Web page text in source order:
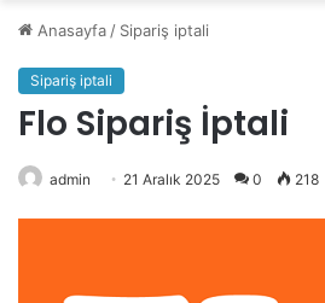
Anasayfa / Sipariş iptali
Sipariş iptali
Flo Sipariş İptali
admin 21 Aralık 2025 0 218